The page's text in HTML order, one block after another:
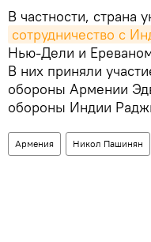
В частности, страна
сотрудничество с
Нью-Дели и
В них приняли
обороны Армении
обороны Индии
Армения Никол Пашинян